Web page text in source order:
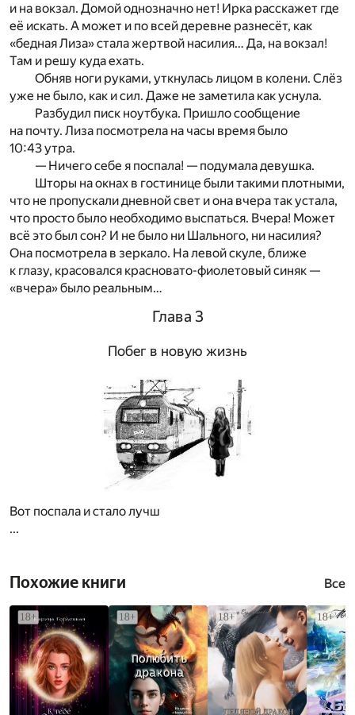
и на вокзал. Домой однозначно нет! Ирка расскажет где
её искать. А может и по всей деревне разнесёт, как
«бедная Лиза» стала жертвой насилия… Да, на вокзал!
Там и решу куда ехать.
Обняв ноги руками, уткнулась лицом в колени. Слёз
уже не было, как и сил. Даже не заметила как уснула.
Разбудил писк ноутбука. Пришло сообщение
на почту. Лиза посмотрела на часы время было
10:43 утра.
— Ничего себе я поспала! — подумала девушка.
Шторы на окнах в гостинице были такими плотными,
что не пропускали дневной свет и она вчера так устала,
что просто было необходимо выспаться. Вчера! Может
всё это был сон? И не было ни Шального, ни насилия?
Она посмотрела в зеркало. На левой скуле, ближе
к глазу, красовался красновато-фиолетовый синяк —
«вчера» было реальным…
Глава 3
Побег в новую жизнь
Вот поспала и стало лучш
...
Похожие книги Все